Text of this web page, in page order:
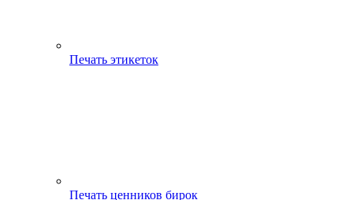
Печать этикеток
Печать ценников бирок